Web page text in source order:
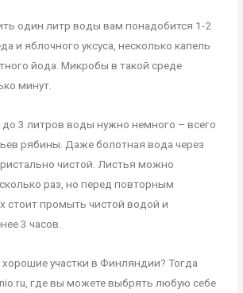
один литр воды вам понадобится 1-2
и яблочного уксуса, несколько капель
йода. Микробы в такой среде
минут.
до 3 литров воды нужно немного – всего
рябины. Даже болотная вода через
чистой. Листья можно
раз, но перед повторным
стоит промыть чистой водой и
3 часов.
хорошие участки в Финляндии? Тогда
где вы можете выбрять любую себе